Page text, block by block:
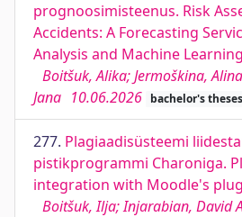
prognoosimisteenus. Risk
Accidents: A Forecasting
Analysis and Machine Learning
Boitšuk, Alika; Jermoškina,
Jana 10.06.2026 bachelor's theses
277. Plagiaadisüsteemi
pistikprogrammi Charoniga.
integration with Moodle's
Boitšuk, Ilja; Injarabian, David